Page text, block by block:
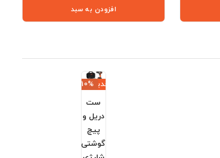
افزودن به سبد
جدید‎−10%
ست
دریل و
پیچ
گوشتی